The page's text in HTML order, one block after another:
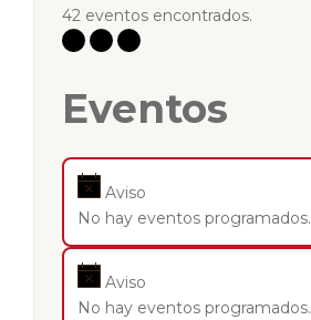
42 eventos encontrados.
Eventos
Aviso
No hay eventos programados.
Aviso
No hay eventos programados.